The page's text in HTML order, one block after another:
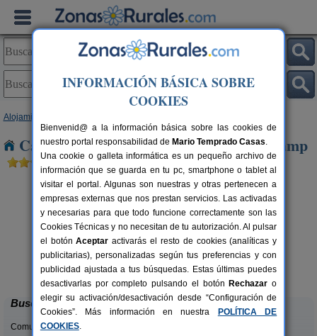
Alojamientos
Casas Rurales cerca de Vilabella del Camp
2-20 pers.
desde25 €
Lo Trabucador Alojamiento Rural
Poble Nou del Delta (Tarragona)
Buscar
Comunidades:
INFORMACIÓN BÁSICA SOBRE
COOKIES
Bienvenid@ a la información básica sobre las cookies de
nuestro portal responsabilidad de Mario Temprado Casas.
Una cookie o galleta informática es un pequeño archivo de
información que se guarda en tu pc, smartphone o tablet al
visitar el portal. Algunas son nuestras y otras pertenecen a
empresas externas que nos prestan servicios. Las activadas
y necesarias para que todo funcione correctamente son las
Cookies Técnicas y no necesitan de tu autorización. Al pulsar
el botónAceptar activarás el resto de cookies (analíticas y
publicitarias), personalizadas según tus preferencias y con
publicidad ajustada a tus búsquedas. Estas últimas puedes
desactivarlas por completo pulsando el botón Rechazar o
elegir su activación/desactivación desde “Configuración de
Cookies”. Más información en nuestra
POLÍTICA DE
COOKIES.